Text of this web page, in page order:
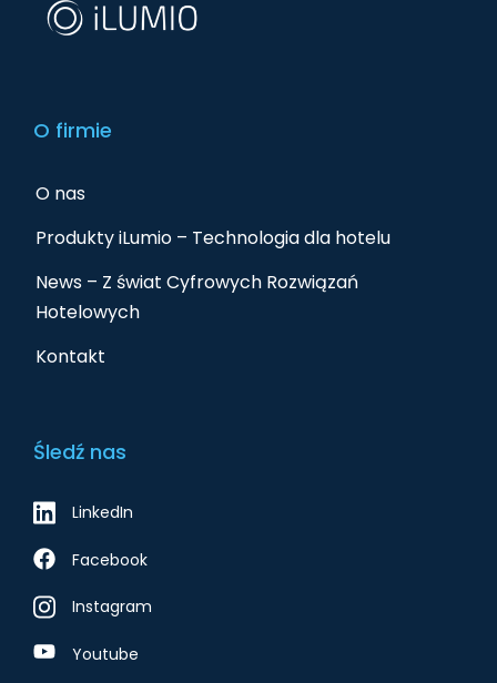
O firmie
O nas
Produkty iLumio – Technologia dla hotelu
News – Z świat Cyfrowych Rozwiązań
Hotelowych
Kontakt
Śledź nas
LinkedIn
Facebook
Instagram
Youtube